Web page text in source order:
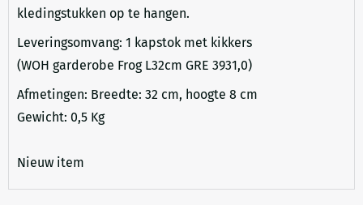
kledingstukken op te hangen.
Leveringsomvang: 1 kapstok met kikkers
(WOH garderobe Frog L32cm GRE 3931,0)
Afmetingen: Breedte: 32 cm, hoogte 8 cm
Gewicht: 0,5 Kg
Nieuw item